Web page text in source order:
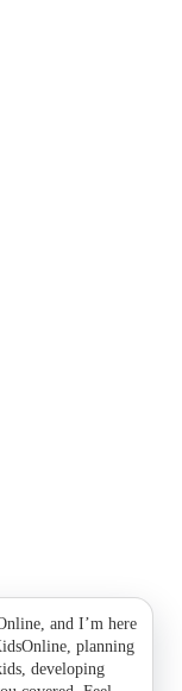
and I’m here
planning
developing